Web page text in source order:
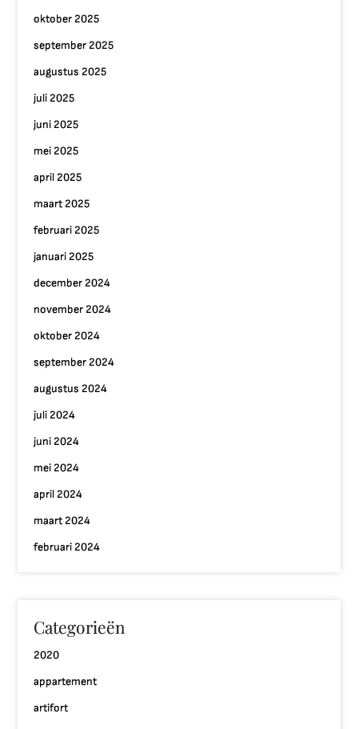
oktober 2025
september 2025
augustus 2025
juli 2025
juni 2025
mei 2025
april 2025
maart 2025
februari 2025
januari 2025
december 2024
november 2024
oktober 2024
september 2024
augustus 2024
juli 2024
juni 2024
mei 2024
april 2024
maart 2024
februari 2024
Categorieën
2020
appartement
artifort